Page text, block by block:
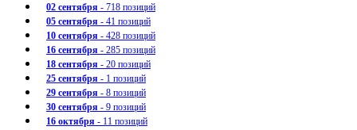
02 сентября - 718 позиций
05 сентября - 41 позиций
10 сентября - 428 позиций
16 сентября - 285 позиций
18 сентября - 20 позиций
25 сентября - 1 позиций
29 сентября - 8 позиций
30 сентября - 9 позиций
16 октября - 11 позиций